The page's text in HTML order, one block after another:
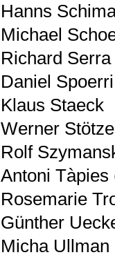
Hanns
Michael
Richard Serra
Daniel Spoerri
Klaus Staeck
Werner
Rolf
Antoni Tàpies
Rosemarie
Günther
Micha Ullman